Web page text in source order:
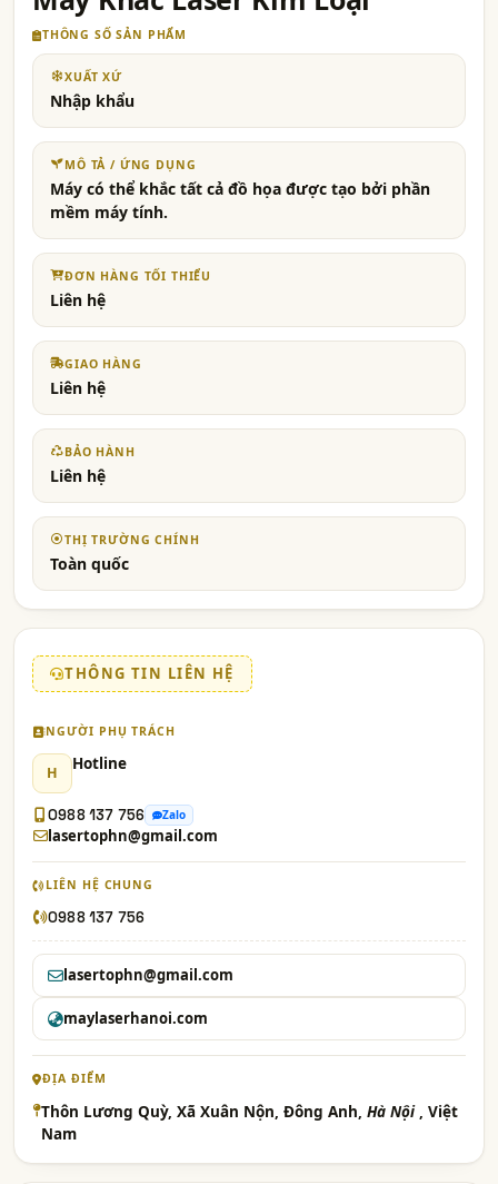
THÔNG SỐ SẢN PHẨM
XUẤT XỨ
Nhập khẩu
MÔ TẢ / ỨNG DỤNG
Máy có thể khắc tất cả đồ họa được tạo bởi phần
mềm máy tính.
ĐƠN HÀNG TỐI THIỂU
Liên hệ
GIAO HÀNG
Liên hệ
BẢO HÀNH
Liên hệ
THỊ TRƯỜNG CHÍNH
Toàn quốc
THÔNG TIN LIÊN HỆ
NGƯỜI PHỤ TRÁCH
H Hotline
0988 137 756 Zalo
lasertophn@gmail.com
LIÊN HỆ CHUNG
0988 137 756
lasertophn@gmail.com
maylaserhanoi.com
ĐỊA ĐIỂM
Thôn Lương Quỳ, Xã Xuân Nộn, Đông Anh, Hà Nội , Việt
Nam